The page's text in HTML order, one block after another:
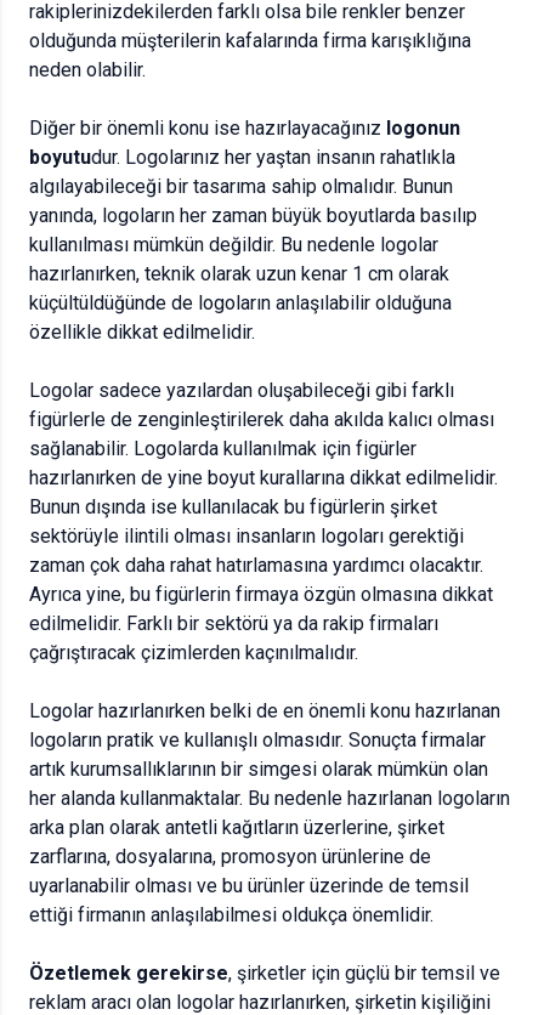
rakiplerinizdekilerden farklı olsa bile renkler benzer
olduğunda müşterilerin kafalarında firma karışıklığına
neden olabilir.
Diğer bir önemli konu ise hazırlayacağınız logonun
boyutudur. Logolarınız her yaştan insanın rahatlıkla
algılayabileceği bir tasarıma sahip olmalıdır. Bunun
yanında, logoların her zaman büyük boyutlarda basılıp
kullanılması mümkün değildir. Bu nedenle logolar
hazırlanırken, teknik olarak uzun kenar 1 cm olarak
küçültüldüğünde de logoların anlaşılabilir olduğuna
özellikle dikkat edilmelidir.
Logolar sadece yazılardan oluşabileceği gibi farklı
figürlerle de zenginleştirilerek daha akılda kalıcı olması
sağlanabilir. Logolarda kullanılmak için figürler
hazırlanırken de yine boyut kurallarına dikkat edilmelidir.
Bunun dışında ise kullanılacak bu figürlerin şirket
sektörüyle ilintili olması insanların logoları gerektiği
zaman çok daha rahat hatırlamasına yardımcı olacaktır.
Ayrıca yine, bu figürlerin firmaya özgün olmasına dikkat
edilmelidir. Farklı bir sektörü ya da rakip firmaları
çağrıştıracak çizimlerden kaçınılmalıdır.
Logolar hazırlanırken belki de en önemli konu hazırlanan
logoların pratik ve kullanışlı olmasıdır. Sonuçta firmalar
artık kurumsallıklarının bir simgesi olarak mümkün olan
her alanda kullanmaktalar. Bu nedenle hazırlanan logoların
arka plan olarak antetli kağıtların üzerlerine, şirket
zarflarına, dosyalarına, promosyon ürünlerine de
uyarlanabilir olması ve bu ürünler üzerinde de temsil
ettiği firmanın anlaşılabilmesi oldukça önemlidir.
Özetlemek gerekirse, şirketler için güçlü bir temsil ve
reklam aracı olan logolar hazırlanırken, şirketin kişiliğini